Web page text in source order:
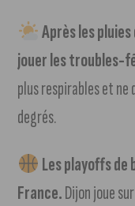
Après les
jouer les troubles-
plus respirables et ne
degrés.
Les playoffs
France.Dijon joue